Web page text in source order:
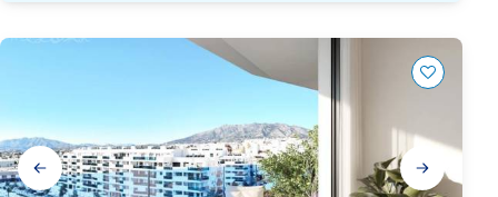
Galerij
navigatie